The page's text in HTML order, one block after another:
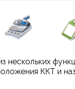
нескольких
ККТ и